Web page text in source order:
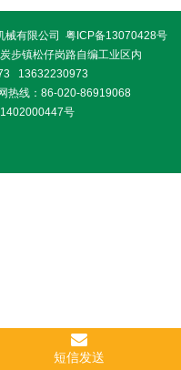
械有限公司 粤ICP备13070428号
镇松仔岗路自编工业区内
13632230973
热线：86-020-86919068
号
短信发送